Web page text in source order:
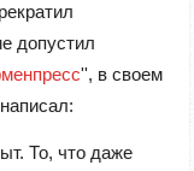
допустил
'', в своем
То, что даже